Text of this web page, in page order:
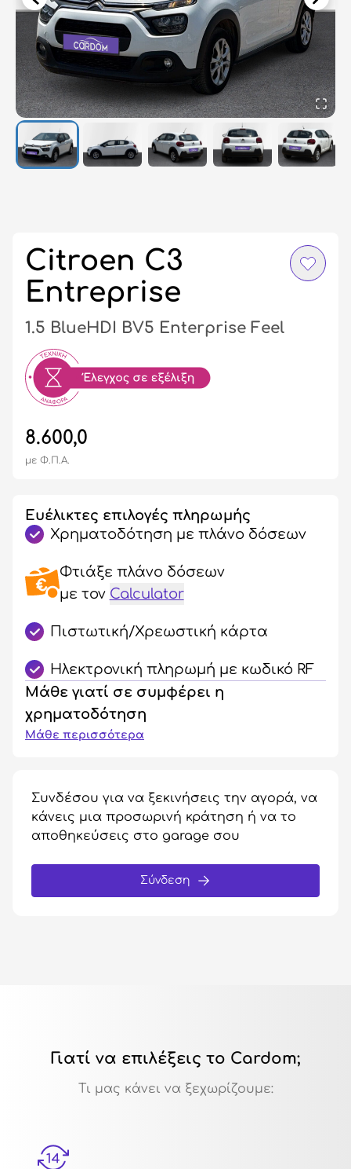
Citroen C3
Entreprise
1.5 BlueHDI BV5 Enterprise Feel
8.600,0
με Φ.Π.Α.
Ευέλικτες επιλογές πληρωμής
Χρηματοδότηση με πλάνο δόσεων
Φτιάξε πλάνο δόσεων
με τον Calculator
Πιστωτική/Χρεωστική κάρτα
Ηλεκτρονική πληρωμή με κωδικό RF
Μάθε γιατί σε συμφέρει η
χρηματοδότηση
Μάθε περισσότερα
Συνδέσου για να ξεκινήσεις την αγορά, να
κάνεις μια προσωρινή κράτηση ή να το
αποθηκεύσεις στο garage σου
Σύνδεση
Γιατί να επιλέξεις το Cardom;
Τι μας κάνει να ξεχωρίζουμε: